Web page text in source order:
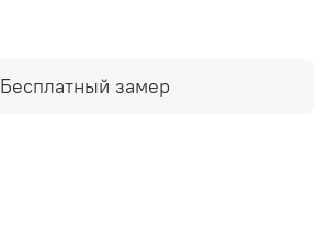
Бесплатный замер